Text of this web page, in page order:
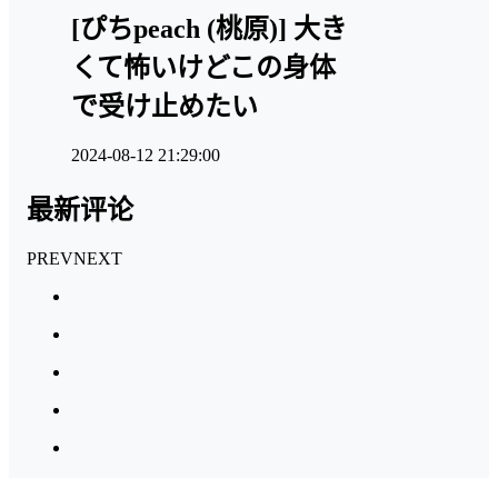
[ぴちpeach (桃原)] 大き
くて怖いけどこの身体
で受け止めたい
2024-08-12 21:29:00
最新评论
PREVNEXT